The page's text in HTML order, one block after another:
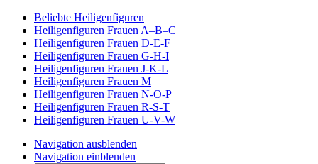
Beliebte Heiligenfiguren
Heiligenfiguren Frauen A–B–C
Heiligenfiguren Frauen D-E-F
Heiligenfiguren Frauen G-H-I
Heiligenfiguren Frauen J-K-L
Heiligenfiguren Frauen M
Heiligenfiguren Frauen N-O-P
Heiligenfiguren Frauen R-S-T
Heiligenfiguren Frauen U-V-W
Navigation ausblenden
Navigation einblenden